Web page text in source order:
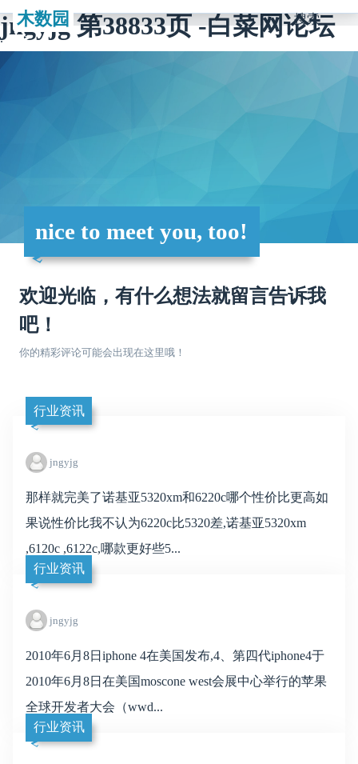
jngyjg 第38833页 -白菜网论坛
木数园 搜索
nice to meet you, too!
欢迎光临，有什么想法就留言告诉我
吧！
你的精彩评论可能会出现在这里哦！
行业资讯
jngyjg
那样就完美了诺基亚5320xm和6220c哪个性价比更高如
果说性价比我不认为6220c比5320差,诺基亚5320xm
,6120c ,6122c,哪款更好些5...
行业资讯
jngyjg
2010年6月8日iphone 4在美国发布,4、第四代iphone4于
2010年6月8日在美国moscone west会展中心举行的苹果
全球开发者大会（wwd...
行业资讯